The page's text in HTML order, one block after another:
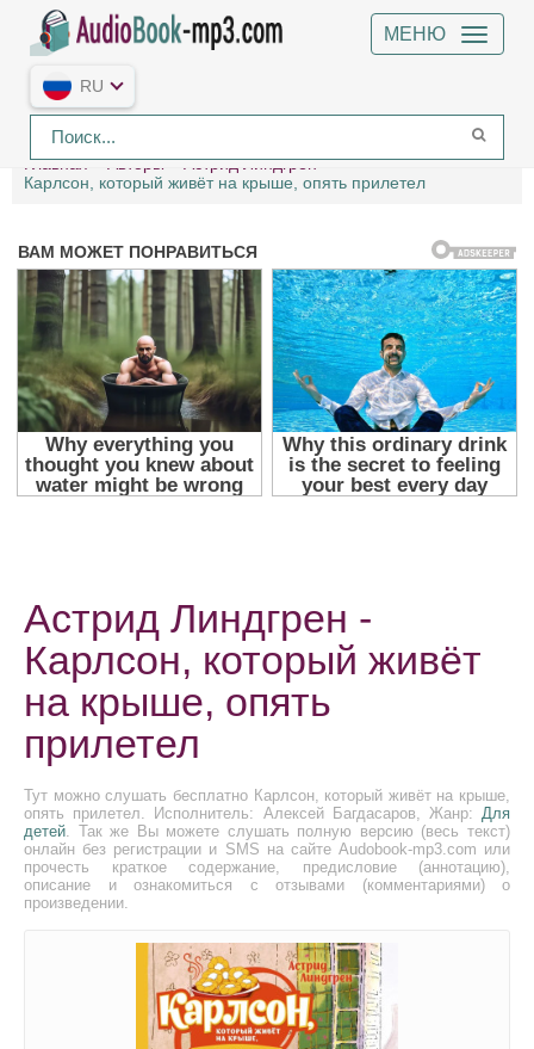
МЕНЮ
RU
Главная Авторы
Астрид Линдгрен
Карлсон, который живёт на крыше, опять прилетел
Астрид Линдгрен -
Карлсон, который живёт
на крыше, опять
прилетел
Тут можно слушать бесплатно Карлсон, который живёт на крыше,
опять прилетел. Исполнитель: Алексей Багдасаров, Жанр: Для
детей. Так же Вы можете слушать полную версию (весь текст)
онлайн без регистрации и SMS на сайте Audobook-mp3.com или
прочесть краткое содержание, предисловие (аннотацию),
описание и ознакомиться с отзывами (комментариями) о
произведении.